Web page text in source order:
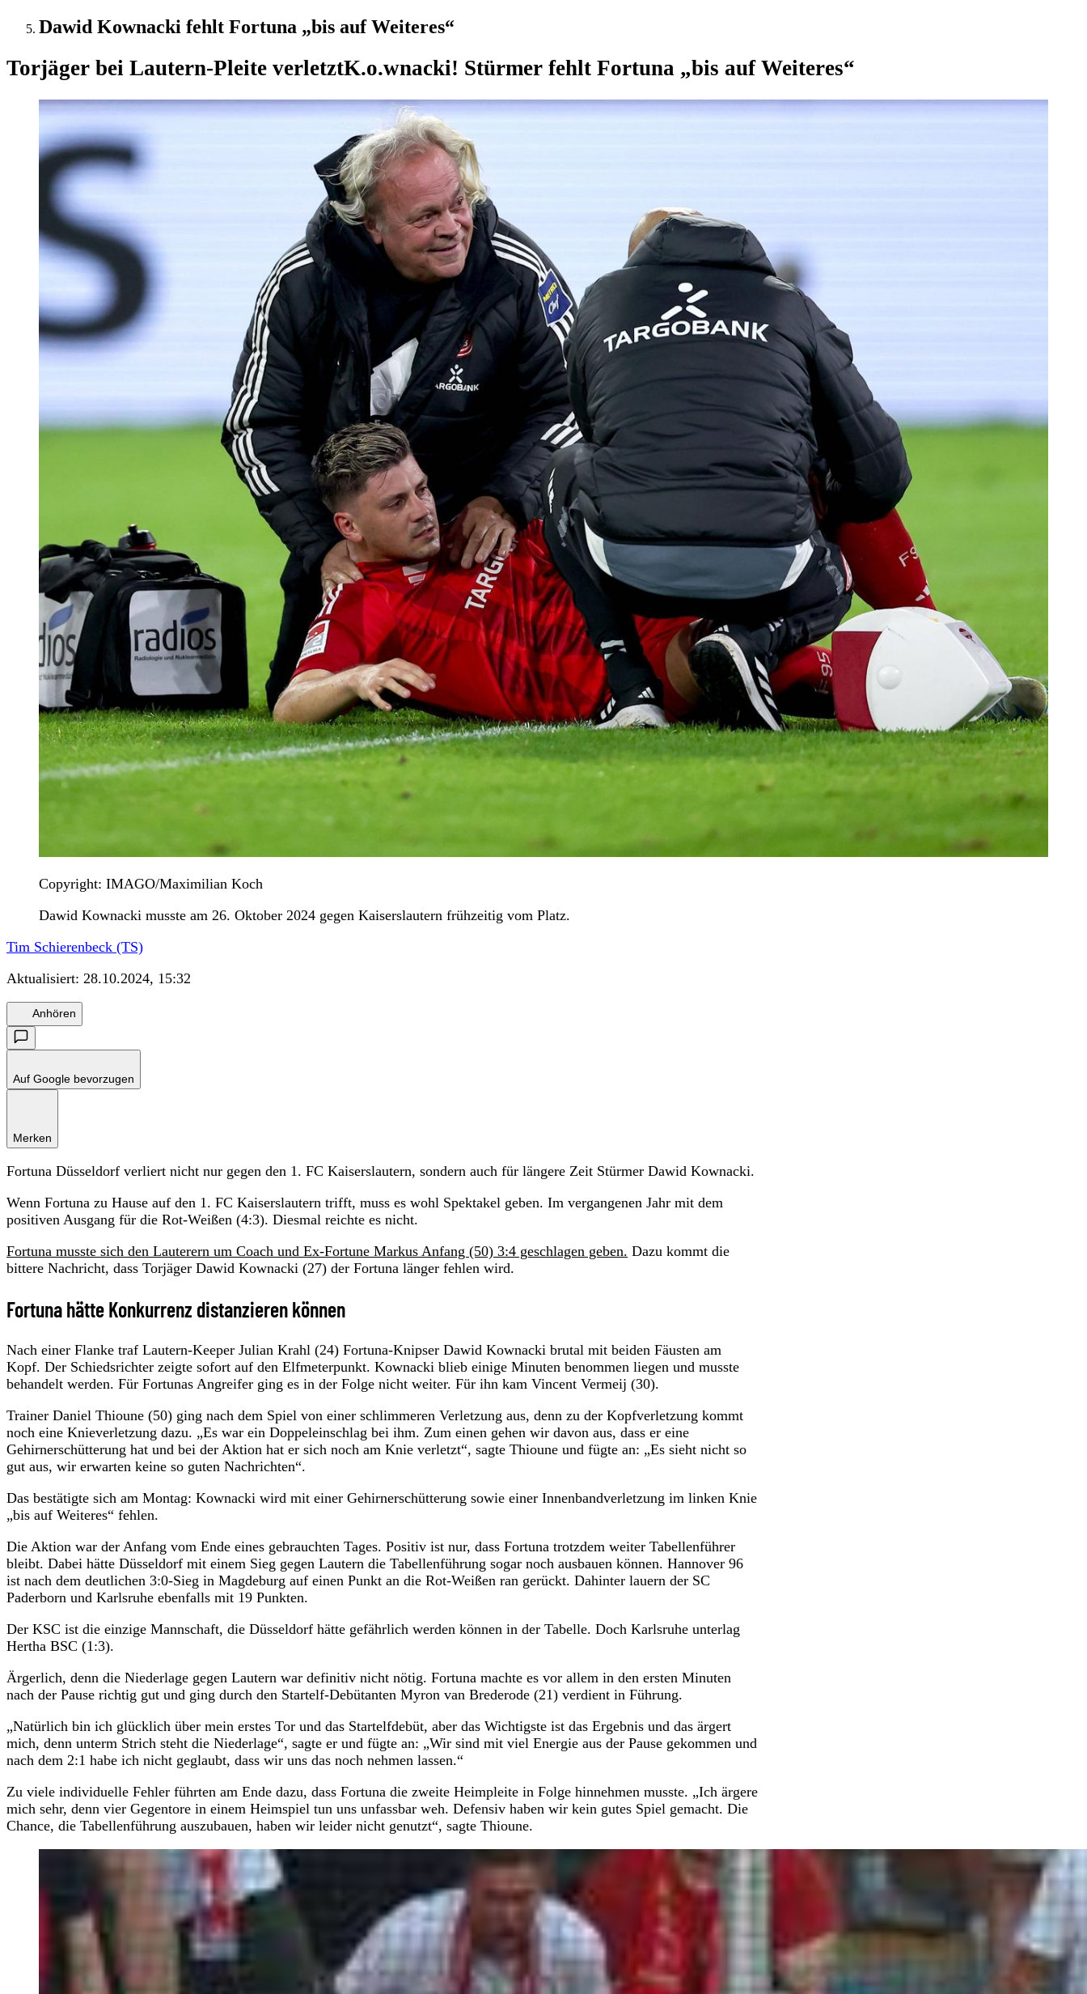
Dawid Kownacki fehlt Fortuna „bis auf Weiteres“
Torjäger bei Lautern-Pleite verletztK.o.wnacki! Stürmer fehlt Fortuna „bis auf Weiteres“
Copyright: IMAGO/Maximilian Koch
Dawid Kownacki musste am 26. Oktober 2024 gegen Kaiserslautern frühzeitig vom Platz.
Tim Schierenbeck (TS)
Aktualisiert: 28.10.2024, 15:32
Anhören
Auf Google bevorzugen
Merken
Fortuna Düsseldorf verliert nicht nur gegen den 1. FC Kaiserslautern, sondern auch für längere Zeit Stürmer Dawid Kownacki.
Wenn Fortuna zu Hause auf den 1. FC Kaiserslautern trifft, muss es wohl Spektakel geben. Im vergangenen Jahr mit dem
positiven Ausgang für die Rot-Weißen (4:3). Diesmal reichte es nicht.
Fortuna musste sich den Lauterern um Coach und Ex-Fortune Markus Anfang (50) 3:4 geschlagen geben. Dazu kommt die
bittere Nachricht, dass Torjäger Dawid Kownacki (27) der Fortuna länger fehlen wird.
Fortuna hätte Konkurrenz distanzieren können
Nach einer Flanke traf Lautern-Keeper Julian Krahl (24) Fortuna-Knipser Dawid Kownacki brutal mit beiden Fäusten am
Kopf. Der Schiedsrichter zeigte sofort auf den Elfmeterpunkt. Kownacki blieb einige Minuten benommen liegen und musste
behandelt werden. Für Fortunas Angreifer ging es in der Folge nicht weiter. Für ihn kam Vincent Vermeij (30).
Trainer Daniel Thioune (50) ging nach dem Spiel von einer schlimmeren Verletzung aus, denn zu der Kopfverletzung kommt
noch eine Knieverletzung dazu. „Es war ein Doppeleinschlag bei ihm. Zum einen gehen wir davon aus, dass er eine
Gehirnerschütterung hat und bei der Aktion hat er sich noch am Knie verletzt“, sagte Thioune und fügte an: „Es sieht nicht so
gut aus, wir erwarten keine so guten Nachrichten“.
Das bestätigte sich am Montag: Kownacki wird mit einer Gehirnerschütterung sowie einer Innenbandverletzung im linken Knie
„bis auf Weiteres“ fehlen.
Die Aktion war der Anfang vom Ende eines gebrauchten Tages. Positiv ist nur, dass Fortuna trotzdem weiter Tabellenführer
bleibt. Dabei hätte Düsseldorf mit einem Sieg gegen Lautern die Tabellenführung sogar noch ausbauen können. Hannover 96
ist nach dem deutlichen 3:0-Sieg in Magdeburg auf einen Punkt an die Rot-Weißen ran gerückt. Dahinter lauern der SC
Paderborn und Karlsruhe ebenfalls mit 19 Punkten.
Der KSC ist die einzige Mannschaft, die Düsseldorf hätte gefährlich werden können in der Tabelle. Doch Karlsruhe unterlag
Hertha BSC (1:3).
Ärgerlich, denn die Niederlage gegen Lautern war definitiv nicht nötig. Fortuna machte es vor allem in den ersten Minuten
nach der Pause richtig gut und ging durch den Startelf-Debütanten Myron van Brederode (21) verdient in Führung.
„Natürlich bin ich glücklich über mein erstes Tor und das Startelfdebüt, aber das Wichtigste ist das Ergebnis und das ärgert
mich, denn unterm Strich steht die Niederlage“, sagte er und fügte an: „Wir sind mit viel Energie aus der Pause gekommen und
nach dem 2:1 habe ich nicht geglaubt, dass wir uns das noch nehmen lassen.“
Zu viele individuelle Fehler führten am Ende dazu, dass Fortuna die zweite Heimpleite in Folge hinnehmen musste. „Ich ärgere
mich sehr, denn vier Gegentore in einem Heimspiel tun uns unfassbar weh. Defensiv haben wir kein gutes Spiel gemacht. Die
Chance, die Tabellenführung auszubauen, haben wir leider nicht genutzt“, sagte Thioune.